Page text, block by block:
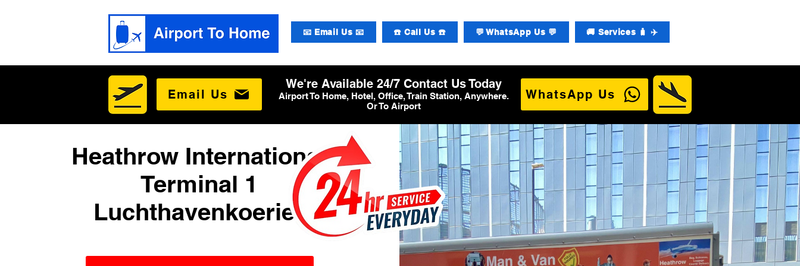
📧 Email Us 📧 ☎️ Call Us ☎️ 💬 WhatsApp Us 💬 🚚 Services 🧳 ✈️
Email Us
We're Available 24/7 Contact Us Today
Airport To Home, Hotel, Office, Train Station, Anywhere.
Or To Airport
WhatsApp Us
Heathrow International
Terminal 1
Luchthavenkoerier